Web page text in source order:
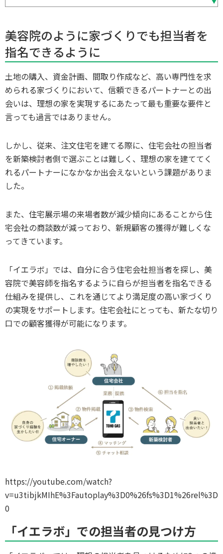
美容院のように家づくりでも担当者を
指名できるように
土地の購入、資金計画、間取り作成など、高い専門性を求
められる家づくりにおいて、信頼できるパートナーとの出
会いは、理想の家を実現するにあたって最も重要な要件と
言っても過言ではありません。
しかし、従来、注文住宅を建てる際に、住宅会社の担当者
を新築検討者側で選ぶことは難しく、理想の家を建ててく
れるパートナーになかなか出会えないという課題がありま
した。
また、住宅展示場の来場者数が減少傾向にあることから住
宅会社の商談数が減っており、新規顧客の獲得が難しくな
ってきています。
「イエラボ」では、自分に合う住宅会社担当者を探し、美
容院で美容師を指名するように自らが担当者を指名できる
仕組みを提供し、これを通じてより満足度の高い家づくり
の実現をサポートします。住宅会社にとっても、新たな切り
口での顧客獲得が可能になります。
https://youtube.com/watch?
v=u3tibjkMIhE%3Fautoplay%3D0%26fs%3D1%26rel%3D
0
「イエラボ」での担当者の見つけ方